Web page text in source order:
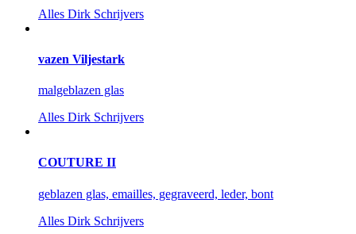
Alles Dirk Schrijvers
vazen Viljestark
malgeblazen glas
Alles Dirk Schrijvers
COUTURE II
geblazen glas, emailles, gegraveerd, leder, bont
Alles Dirk Schrijvers